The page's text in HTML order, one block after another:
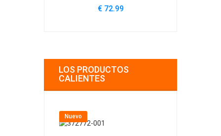
€ 72.99
LOS PRODUCTOS
CALIENTES
Nuevo